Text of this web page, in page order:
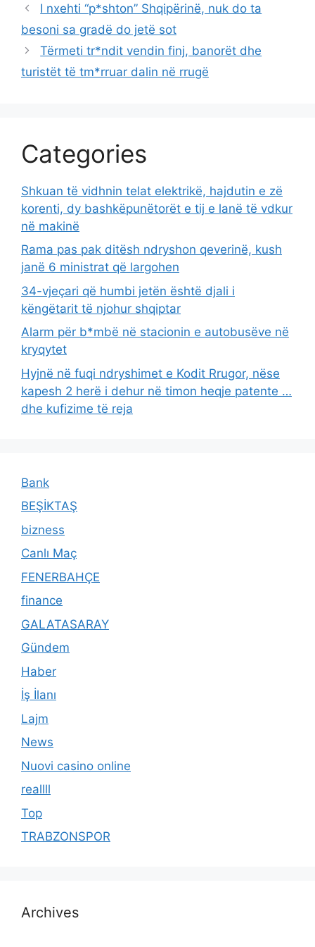
I nxehti “p*shton” Shqipërinë, nuk do ta
besoni sa gradë do jetë sot
Tërmeti tr*ndit vendin finj, banorët dhe
turistët të tm*rruar dalin në rrugë
Categories
Shkuan të vidhnin telat elektrikë, hajdutin e zë
korenti, dy bashkëpunëtorët e tij e lanë të vdkur
në makinë
Rama pas pak ditësh ndryshon qeverinë, kush
janë 6 ministrat që largohen
34-vjeçari që humbi jetën është djali i
këngëtarit të njohur shqiptar
Alarm për b*mbë në stacionin e autobusëve në
kryqytet
Hyjnë në fuqi ndryshimet e Kodit Rrugor, nëse
kapesh 2 herë i dehur në timon heqje patente …
dhe kufizime të reja
Bank
BEŞİKTAŞ
bizness
Canlı Maç
FENERBAHÇE
finance
GALATASARAY
Gündem
Haber
İş İlanı
Lajm
News
Nuovi casino online
reallll
Top
TRABZONSPOR
Archives